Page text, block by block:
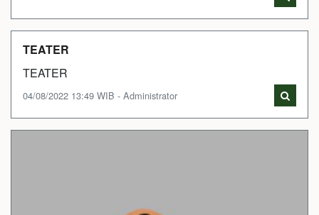
TEATER
TEATER
04/08/2022 13:49 WIB - Administrator